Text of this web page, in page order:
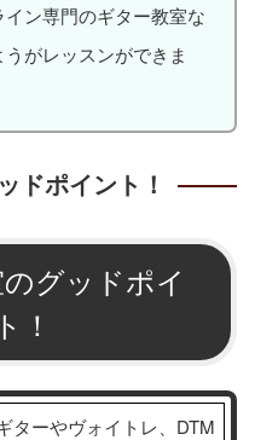
ン専門のギター教室な
がレッスンができま
ドポイント！
グッドポイ
！
ターやヴォイトレ、DTM